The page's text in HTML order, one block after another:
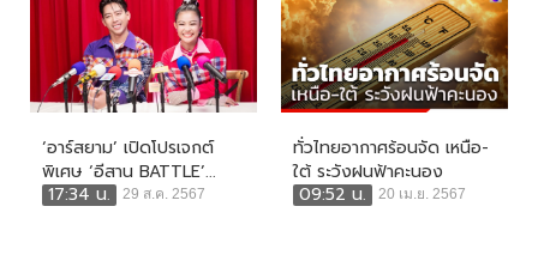
‘อาร์สยาม’ เปิดโปรเจกต์
พิเศษ ‘อีสาน BATTLE’...
17:34 น.
29 ส.ค. 2567
ทั่วไทยอากาศร้อนจัด เหนือ-
ใต้ ระวังฝนฟ้าคะนอง
09:52 น.
20 เม.ย. 2567